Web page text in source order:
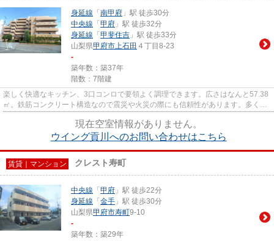
身延線 「 南甲府 」駅 徒歩30分
中央線 「 甲府 」駅 徒歩32分
身延線 「 甲斐住吉 」駅 徒歩33分
山梨県甲府市上石田 ４丁目8-23
-
築年数：築37年
階数：7階建
楽しく快適なキッチン、3口コンロで要領よく調理できます。広さはなんと57.38
㎡。鉄筋コンクリート構造なので震災や火災の際にも信頼性があります。多くの
現在空室情報がありません。
ウイング貢川へのお問い合わせはこちら
賃貸｜マンション クレスト寿町
中央線 「 甲府 」駅 徒歩22分
身延線 「 金手 」駅 徒歩30分
山梨県甲府市寿町9-10
-
築年数：築29年